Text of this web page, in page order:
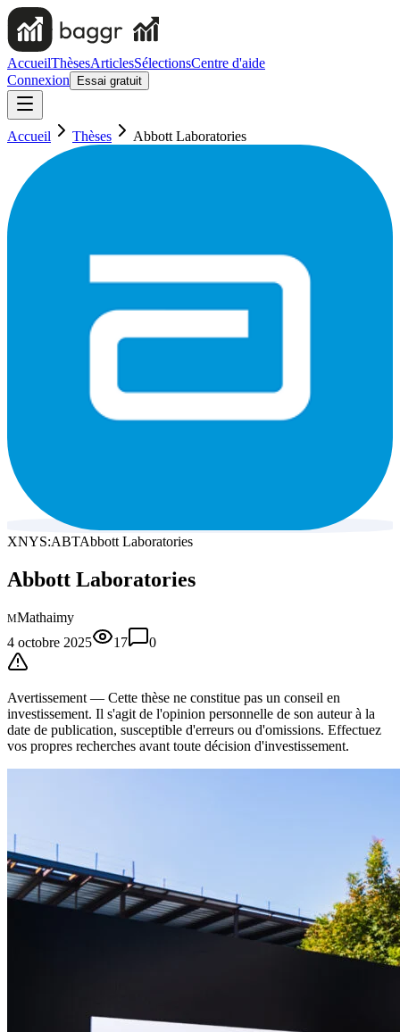
AccueilThèsesArticlesSélectionsCentre d'aide
Connexion
Essai gratuit
Accueil Thèses Abbott Laboratories
XNYS:ABTAbbott Laboratories
Abbott Laboratories
MMathaimy
4 octobre 2025
17 0
Avertissement — Cette thèse ne constitue pas un conseil en
investissement. Il s'agit de l'opinion personnelle de son auteur à la
date de publication, susceptible d'erreurs ou d'omissions. Effectuez
vos propres recherches avant toute décision d'investissement.